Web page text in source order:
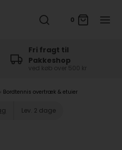
0
Fri fragt til
Pakkeshop
ved køb over 500 kr
Bordtennis overtræk & etuier
Lev. 2 dage